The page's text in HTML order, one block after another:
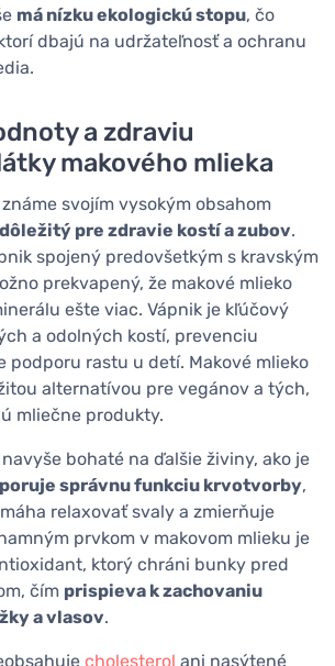
má nízku ekologickú stopu, čo
dbajú na udržateľnosť a ochranu
a zdraviu
makového mlieka
svojím vysokým obsahom
pre zdravie kostí a zubov.
spojený predovšetkým s kravským
prekvapený, že makové mlieko
ešte viac. Vápnik je kľúčový
a odolných kostí, prevenciu
podporu rastu u detí. Makové mlieko
alternatívou pre vegánov a tých,
mliečne produkty.
bohaté na ďalšie živiny, ako je
správnu funkciu krvotvorby,
relaxovať svaly a zmierňuje
prvkom v makovom mlieku je
ktorý chráni bunky pred
čím prispieva k zachovaniu
a vlasov.
cholesterol ani nasýtené